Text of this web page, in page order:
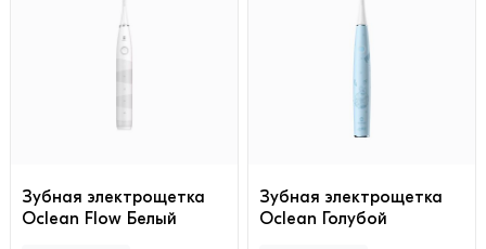
Зубная электрощетка
Oclean Flow Белый
Зубная электрощетка
Oclean Голубой